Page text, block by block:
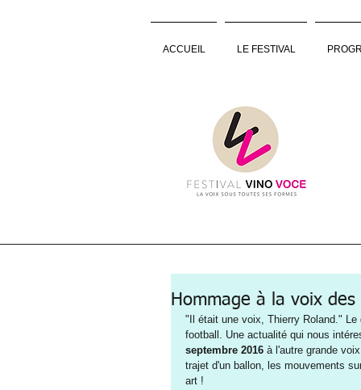
ACCUEIL LE FESTIVAL
Hommage à la voix
"Il était une voix, Thierry Roland."
football. Une actualité qui nous
septembre 2016 à l'autre grande
trajet d'un ballon, les mouvements
art !